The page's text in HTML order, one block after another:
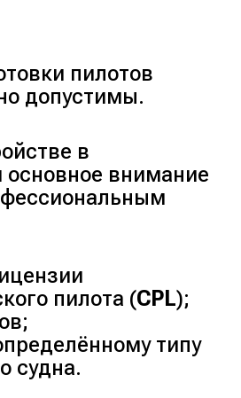
пилотов
допустимы.
в
внимание
пилота (CPL);
типу
судна.